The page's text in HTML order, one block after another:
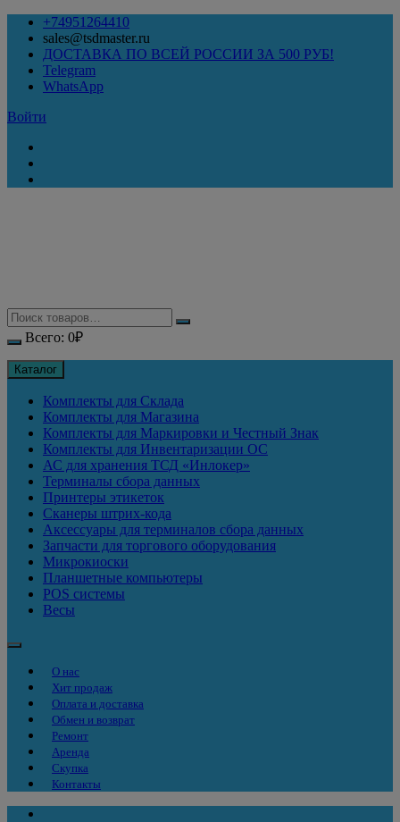
Перейти
содержимому
+74951264410
sales@tsdmaster.ru
ДОСТАВКА ПО ВСЕЙ РОССИИ ЗА 500 РУБ!
Telegram
WhatsApp
Войти
Всего: 0₽
Каталог
Комплекты для Склада
Комплекты для Магазина
Комплекты для Маркировки и Честный Знак
Комплекты для Инвентаризации ОС
АС для хранения ТСД «Инлокер»
Терминалы сбора данных
Принтеры этикеток
Сканеры штрих-кода
Аксессуары для терминалов сбора данных
Запчасти для торгового оборудования
Микрокиоски
Планшетные компьютеры
POS системы
Весы
О нас
Хит продаж
Оплата и доставка
Обмен и возврат
Ремонт
Аренда
Скупка
Контакты